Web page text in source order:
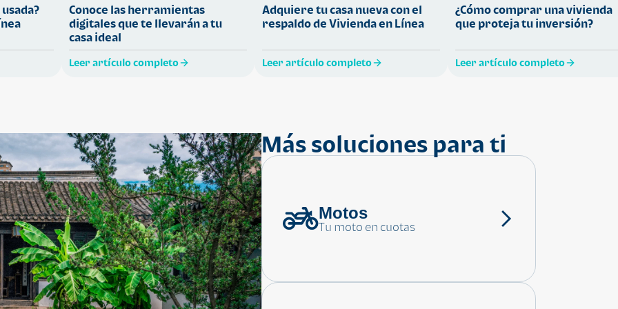
Conoce las herramientas
digitales que te llevarán a tu
casa ideal
Leer artículo completo
Adquiere tu casa nueva con el
respaldo de Vivienda en Línea
Leer artículo completo
¿Cómo comprar una vivienda
que proteja tu inversión?
Leer artículo completo
Más soluciones para ti
Motos
Tu moto en cuotas